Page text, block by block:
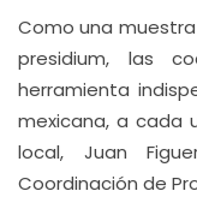
Como una
presidium, las
herramienta
mexicana, a cada
local, Juan
Coordinación de